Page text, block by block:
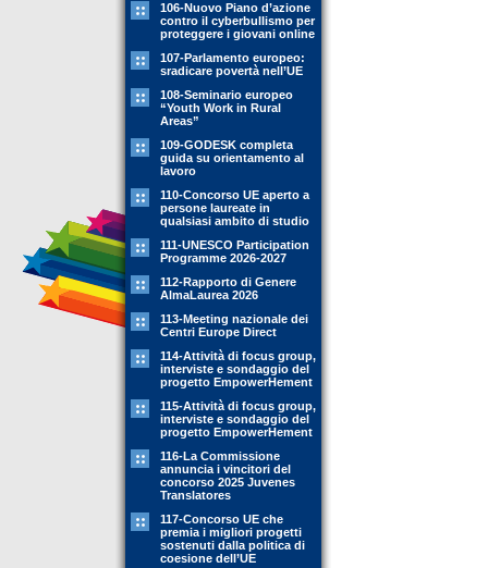
106-Nuovo Piano d’azione
contro il cyberbullismo per
proteggere i giovani online
107-Parlamento europeo:
sradicare povertà nell’UE
108-Seminario europeo
“Youth Work in Rural
Areas”
109-GODESK completa
guida su orientamento al
lavoro
110-Concorso UE aperto a
persone laureate in
qualsiasi ambito di studio
111-UNESCO Participation
Programme 2026-2027
112-Rapporto di Genere
AlmaLaurea 2026
113-Meeting nazionale dei
Centri Europe Direct
114-Attività di focus group,
interviste e sondaggio del
progetto EmpowerHement
115-Attività di focus group,
interviste e sondaggio del
progetto EmpowerHement
116-La Commissione
annuncia i vincitori del
concorso 2025 Juvenes
Translatores
117-Concorso UE che
premia i migliori progetti
sostenuti dalla politica di
coesione dell’UE